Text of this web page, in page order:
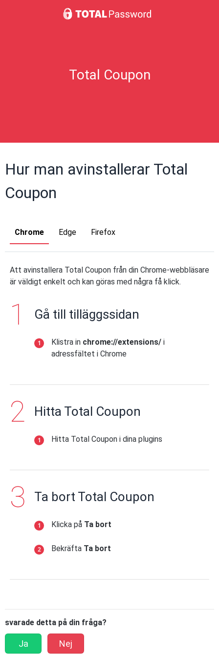
Total Coupon
Hur man avinstallerar Total
Coupon
Chrome Edge Firefox
Att avinstallera Total Coupon från din Chrome-webbläsare
är väldigt enkelt och kan göras med några få klick.
Gå till tilläggssidan
Klistra in chrome://extensions/ i
adressfältet i Chrome
Hitta Total Coupon
Hitta Total Coupon i dina plugins
Ta bort Total Coupon
Klicka på Ta bort
Bekräfta Ta bort
svarade detta på din fråga?
Ja Nej